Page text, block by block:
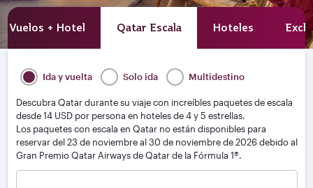
Vuelos + Hotel Qatar Escala Hoteles
Ida y vuelta Solo ida Multidestino
Descubra Qatar durante su viaje con increíbles paquetes de escala
desde 14 USD por persona en hoteles de 4 y 5 estrellas.
Los paquetes con escala en Qatar no están disponibles para
reservar del 23 de noviembre al 30 de noviembre de 2026 debido al
Gran Premio Qatar Airways de Qatar de la Fórmula 1®.